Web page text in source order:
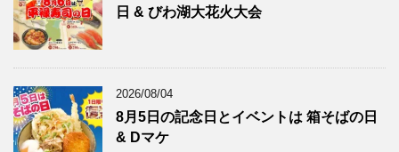
日 & びわ湖大花火大会
2026/08/04
8月5日の記念日とイベントは 箱そばの日
& Dマケ